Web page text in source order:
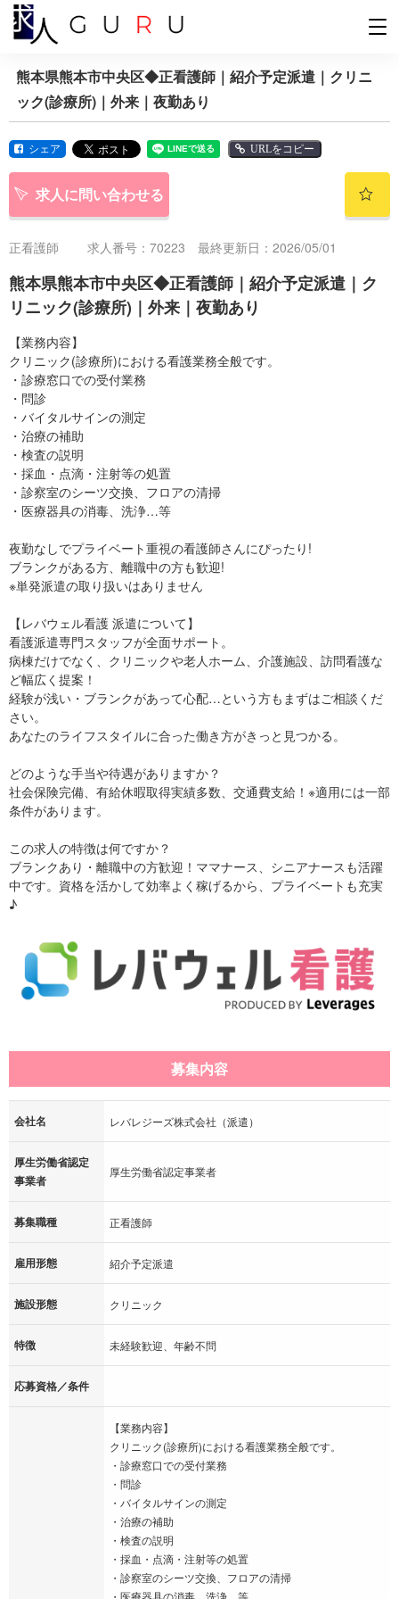
熊本県熊本市中央区◆正看護師｜紹介予定派遣｜クリニ
ック(診療所)｜外来｜夜勤あり
シェア URLをコピー
求人に問い合わせる
正看護師 求人番号：70223 最終更新日：2026/05/01
熊本県熊本市中央区◆正看護師｜紹介予定派遣｜ク
リニック(診療所)｜外来｜夜勤あり
【業務内容】
クリニック(診療所)における看護業務全般です。
・診療窓口での受付業務
・問診
・バイタルサインの測定
・治療の補助
・検査の説明
・採血・点滴・注射等の処置
・診察室のシーツ交換、フロアの清掃
・医療器具の消毒、洗浄…等
夜勤なしでプライベート重視の看護師さんにぴったり!
ブランクがある方、離職中の方も歓迎!
※単発派遣の取り扱いはありません
【レバウェル看護 派遣について】
看護派遣専門スタッフが全面サポート。
病棟だけでなく、クリニックや老人ホーム、介護施設、訪問看護な
ど幅広く提案！
経験が浅い・ブランクがあって心配…という方もまずはご相談くだ
さい。
あなたのライフスタイルに合った働き方がきっと見つかる。
どのような手当や待遇がありますか？
社会保険完備、有給休暇取得実績多数、交通費支給！※適用には一部
条件があります。
この求人の特徴は何ですか？
ブランクあり・離職中の方歓迎！ママナース、シニアナースも活躍
中です。資格を活かして効率よく稼げるから、プライベートも充実
♪
募集内容
会社名 レバレジーズ株式会社（派遣）
厚生労働省認定
事業者
厚生労働省認定事業者
募集職種 正看護師
雇用形態 紹介予定派遣
施設形態 クリニック
特徴 未経験歓迎、年齢不問
応募資格／条件
【業務内容】
クリニック(診療所)における看護業務全般です。
・診療窓口での受付業務
・問診
・バイタルサインの測定
・治療の補助
・検査の説明
・採血・点滴・注射等の処置
・診察室のシーツ交換、フロアの清掃
・医療器具の消毒、洗浄…等